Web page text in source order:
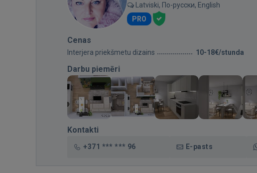
Latviski, По-русски, English
PRO
Cenas
Interjera priekšmetu dizains 10-18€/stunda
Darbu piemēri
Kontakti
+371 *** *** 96 E-pasts